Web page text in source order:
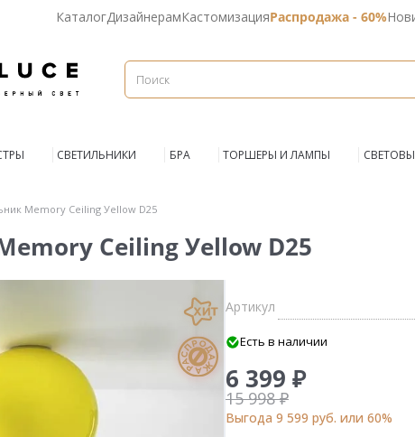
КаталогДизайнерамКастомизацияРаспродажа - 60%
СВЕТИЛЬНИКИ БРА ТОРШЕРЫ И ЛАМПЫ
Memory Ceiling Уellow D25
Ceiling Уellow D25
Артикул
Есть в наличии
6 399 ₽
15 998 ₽
Выгода 9 599 руб. или 60%